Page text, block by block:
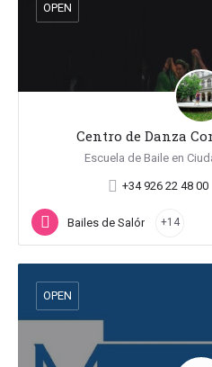
Centro de Danza
Escuela de Baile en
+34 926 22 48 00
OPEN
Bailes de Salón +14
OPEN